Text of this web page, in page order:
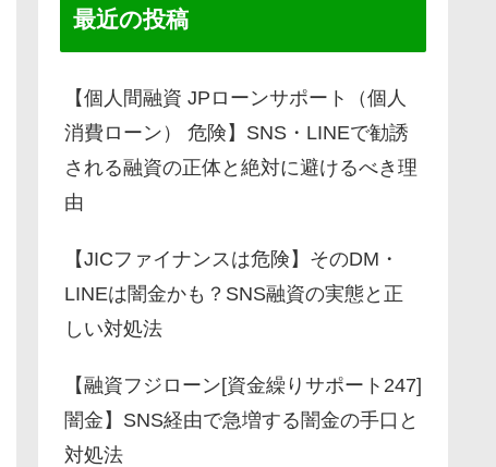
最近の投稿
【個人間融資 JPローンサポート（個人
消費ローン） 危険】SNS・LINEで勧誘
される融資の正体と絶対に避けるべき理
由
【JICファイナンスは危険】そのDM・
LINEは闇金かも？SNS融資の実態と正
しい対処法
【融資フジローン[資金繰りサポート247]
闇金】SNS経由で急増する闇金の手口と
対処法